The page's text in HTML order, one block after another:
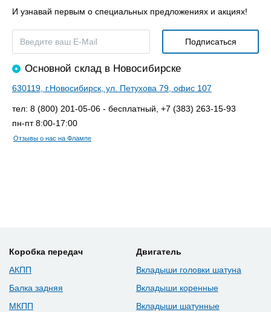
И узнавай первым о специальных предложениях и акциях!
Основной склад в Новосибирске
630119, г.Новосибирск, ул. Петухова 79, офис 107
тел: 8 (800) 201-05-06 - бесплатный, +7 (383) 263-15-93
пн-пт 8:00-17:00
Отзывы о нас на Флампе
Коробка передач
АКПП
Балка задняя
МКПП
Двигатель
Вкладыши головки шатуна
Вкладыши коренные
Вкладыши шатунные